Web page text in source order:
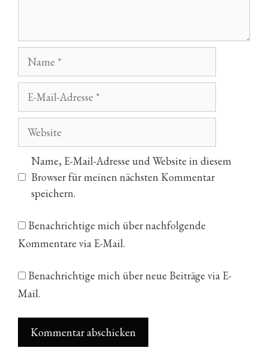
Name
Adresse
Website
Name, E-Mail-Adresse und Website in diesem
Browser für meinen nächsten Kommentar
speichern.
Benachrichtige mich über nachfolgende
Kommentare via E-Mail.
Benachrichtige mich über neue Beiträge via E-
Mail.